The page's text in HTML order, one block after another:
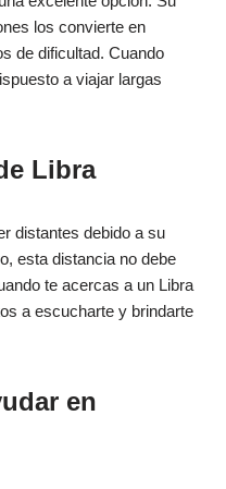
los convierte en
de dificultad. Cuando
a viajar largas
Libra
distantes debido a su
esta distancia no debe
te acercas a un Libra
a escucharte y brindarte
en